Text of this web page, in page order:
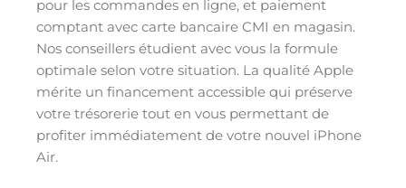
pour les commandes en ligne, et paiement
comptant avec carte bancaire CMI en magasin.
Nos conseillers étudient avec vous la formule
optimale selon votre situation. La qualité Apple
mérite un financement accessible qui préserve
votre trésorerie tout en vous permettant de
profiter immédiatement de votre nouvel iPhone
Air.